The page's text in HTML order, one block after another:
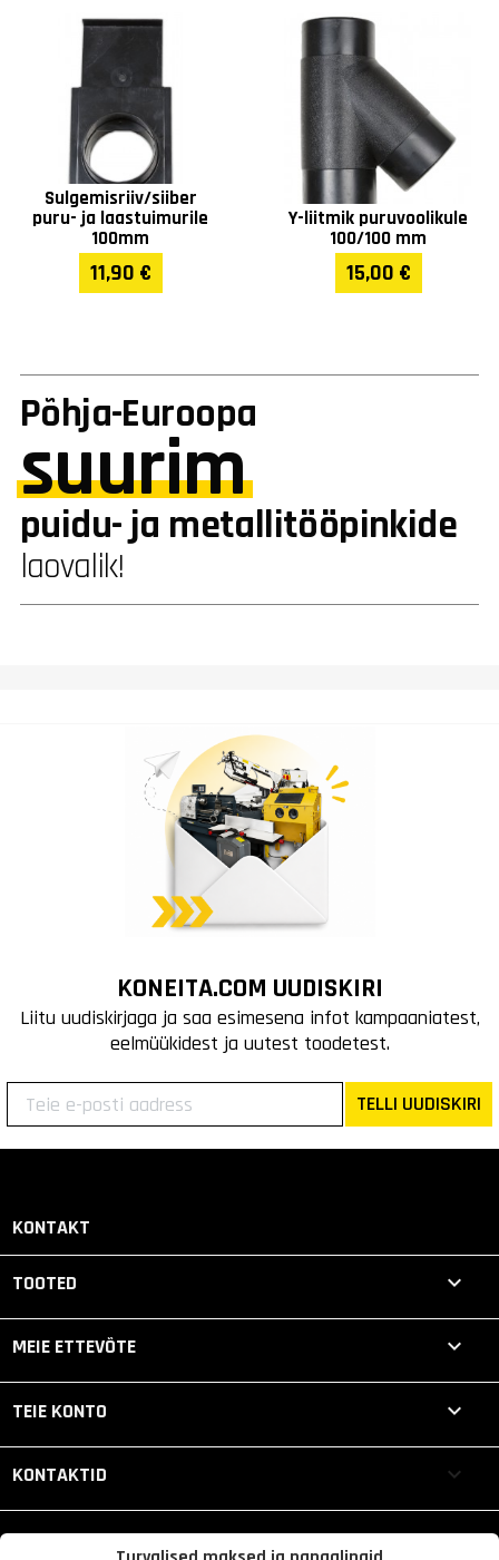
Sulgemisriiv/siiber
puru- ja laastuimurile
100mm
11,90 €
Y-liitmik puruvoolikule
100/100 mm
15,00 €
Põhja-Euroopa
suurim
puidu- ja metallitööpinkide
laovalik!
KONEITA.COM UUDISKIRI
Liitu uudiskirjaga ja saa esimesena infot kampaaniatest,
eelmüükidest ja uutest toodetest.
TELLI UUDISKIRI
KONTAKT
TOOTED 
MEIE ETTEVÕTE 
TEIE KONTO 
KONTAKTID keyboard_arrow_down